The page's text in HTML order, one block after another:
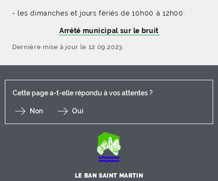
- les dimanches et jours fériés de 10h00 à 12h00.
Arrété municipal sur le bruit
Dernière mise à jour le 12.09.2023
Cette page a-t-elle répondu à vos attentes ?
Non Oui
LE BAN SAINT MARTIN